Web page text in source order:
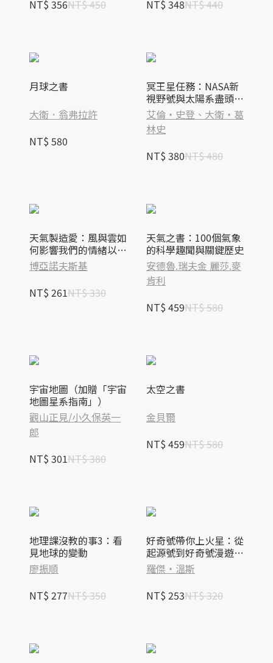
NT$ 356NT$ 450
NT$ 348NT$ 440
月球之書
大衛．翁弗拉許
NT$ 580
冥王星任務：NASA新
視野號與太陽系盡頭之
旅
艾倫‧史登、大衛‧葛
林史
NT$ 380NT$ 480
天氣製造愛：風與雲如
何影響我們的情緒以及
地球的謎樣現象
博亞諾夫斯基
NT$ 261NT$ 330
天氣之書：100個氣象
的科學趣聞與關鍵歷史
安德魯.瑞夫金 麗莎.麥
肯利
NT$ 459NT$ 580
宇宙地圖（加贈「宇宙
地圖星系指南」）
觀山正見/小久保英一
郎
NT$ 301NT$ 380
太空之書
金貝爾
NT$ 459NT$ 580
地理課沒教的事3：看
見地球的變動
廖振順
NT$ 277NT$ 350
好奇號帶你上火星：從
起源號到好奇號漫遊車
太空探索記
羅傑‧溫斯
NT$ 253NT$ 320